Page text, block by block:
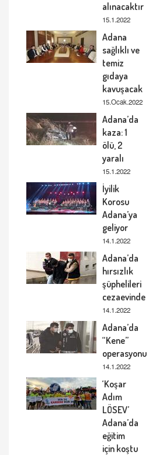
alınacaktır
15.1.2022
Adana
sağlıklı ve
temiz
gıdaya
kavuşacak
15.Ocak.2022
Adana’da
kaza: 1
ölü, 2
yaralı
15.1.2022
İyilik
Korosu
Adana’ya
geliyor
14.1.2022
Adana’da
hırsızlık
şüphelileri
cezaevinde
14.1.2022
Adana’da
“Kene”
operasyonu
14.1.2022
‘Koşar
Adım
LÖSEV’
Adana’da
eğitim
için koştu